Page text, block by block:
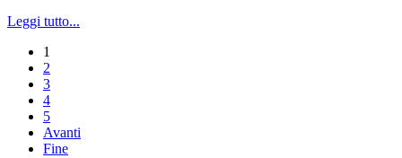
Leggi tutto...
1
2
3
4
5
Avanti
Fine